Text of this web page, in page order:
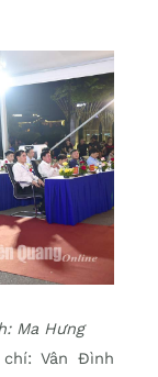
Ma Hưng
Vân Đình